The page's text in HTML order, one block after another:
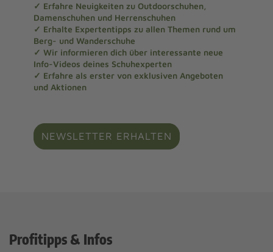
✓ Erfahre Neuigkeiten zu Outdoorschuhen,
Damenschuhen und Herrenschuhen
✓ Erhalte Expertentipps zu allen Themen rund um
Berg- und Wanderschuhe
✓ Wir informieren dich über interessante neue
Info-Videos deines Schuhexperten
✓ Erfahre als erster von exklusiven Angeboten
und Aktionen
NEWSLETTER ERHALTEN
Profitipps & Infos